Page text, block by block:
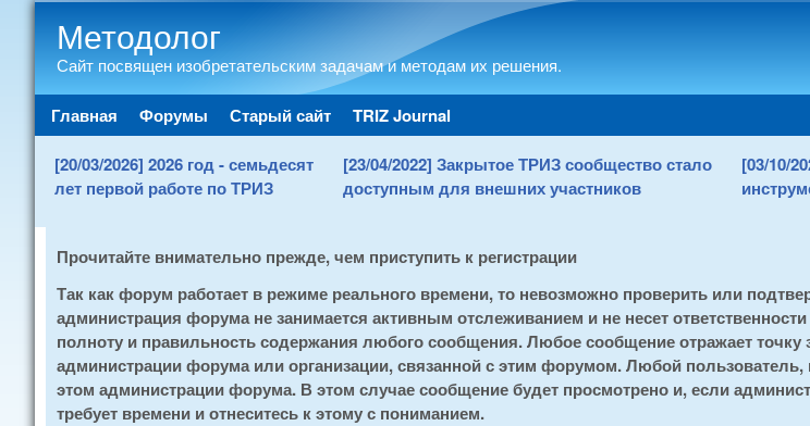
Методолог
Сайт посвящен изобретательским задачам и методам их решения.
Main menu
Главная Форумы Старый сайт TRIZ Journal
[20/03/2026] 2026 год - семьдесят
лет первой работе по ТРИЗ
[23/04/2022] Закрытое ТРИЗ сообщество стало
доступным для внешних участников
[03/10/
Прочитайте внимательно прежде, чем приступить к регистрации
Так как форум работает в режиме реального времени, то невозможно проверить или
администрация форума не занимается активным отслеживанием и не несет
полноту и правильность содержания любого сообщения. Любое сообщение отражает точку
администрации форума или организации, связанной с этим форумом. Любой
этом администрации форума. В этом случае сообщение будет просмотрено и, если
требует времени и отнеситесь к этому с пониманием.